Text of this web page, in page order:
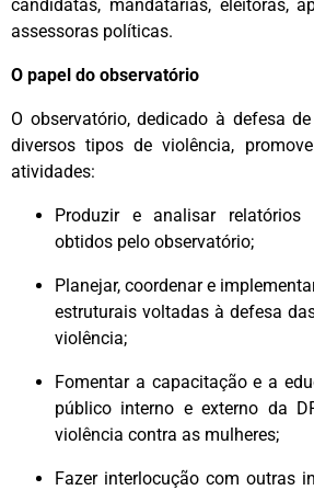
candidatas, mandatárias, eleitoras,
assessoras políticas.
O papel do observatório
O observatório, dedicado à defesa
diversos tipos de violência,
atividades:
Produzir e analisar
obtidos pelo observatório;
Planejar, coordenar e
estruturais voltadas à defesa
violência;
Fomentar a capacitação e a
público interno e externo da
violência contra as mulheres;
Fazer interlocução com outras